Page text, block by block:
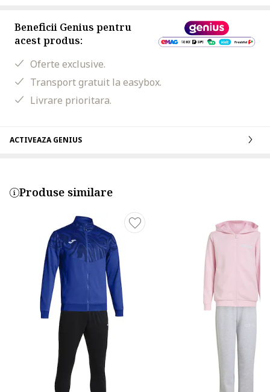
Beneficii Genius pentru
acest produs:
Oferte exclusive.
Transport gratuit la easybox.
Livrare prioritara.
ACTIVEAZA GENIUS
Produse similare